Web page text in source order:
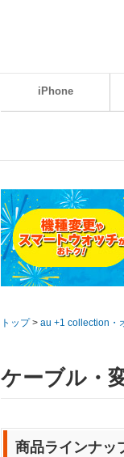
iPhone
トップ > au +1 collection・
ケーブル・
商品ラインナッ